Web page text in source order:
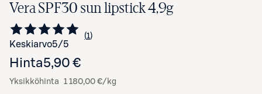
Vera SPF30 sun lipstick 4,9g
Keskiarvo5/5 Siirry arvioihin
1
kappale
Hinta5,90 €
Yksikköhinta 1 180,00 €/kg